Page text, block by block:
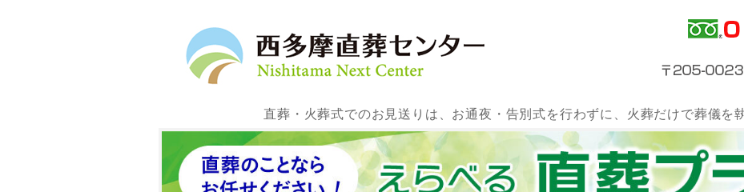
直葬・火葬式でのお見送りは、お通夜・告別式を行わずに、火葬だけで葬儀を